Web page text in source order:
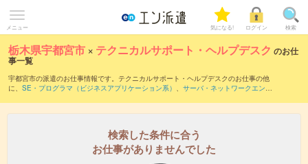
メニュー 気になる! ログイン 検索
栃木県宇都宮市 × テクニカルサポート・ヘルプデスク のお仕
事一覧
宇都宮市の派遣のお仕事情報です。テクニカルサポート・ヘルプデスクのお仕事の他
に、 SE・プログラマ（ビジネスアプリケーション系） 、 サーバ・ネットワークエンジ
ート・ヘルプデスクのお仕事とは？とは？
検索した条件に合う
お仕事がありませんでした